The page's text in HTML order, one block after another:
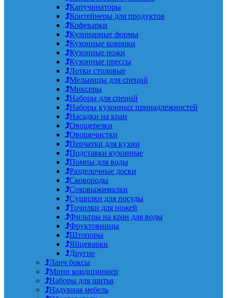
Капучинаторы
Контейнеры для продуктов
Кофеварки
Кулинарные формы
Кухонные коврики
Кухонные ножи
Кухонные прессы
Лотки столовые
Мельницы для специй
Миксеры
Наборы для специй
Наборы кухонных принадлежностей
Насадки на кран
Овощерезки
Овощечистки
Перчатки для кухни
Подставки кухонные
Помпы для воды
Разделочные доски
Сковороды
Соковыжималки
Сушилки для посуды
Точилки для ножей
Фильтры на кран для воды
Фруктовницы
Штопоры
Яйцеварки
Другие
Ланч боксы
Мини кондиционер
Наборы для шитья
Надувная мебель